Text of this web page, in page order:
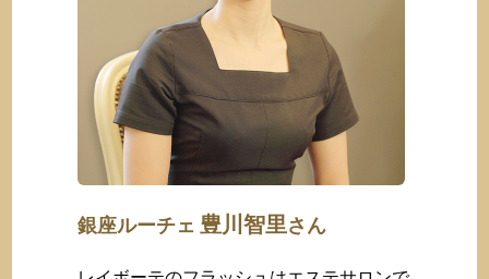
銀座ルーチェ 豊川智里さん